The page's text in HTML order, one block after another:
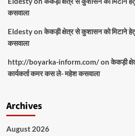
कसवाला
Eldestyonकेकड़ी क्षेत्र से कुशासन को मिटाने
कसवाला
http://boyarka-inform.com/onकेकड़ी
कार्यकर्ता कमर कस ले- महेश कसवाला
Archives
August 2026